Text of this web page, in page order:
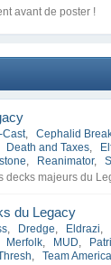
avant de poster !
Cast, Cephalid
Death and Taxes,
, Reanimator,
decks majeurs du
du Legacy
, Dredge, Eldrazi,
Merfolk, MUD,
, Team America